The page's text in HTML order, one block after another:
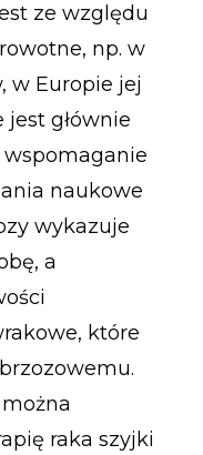
ze względu
np. w
w Europie jej
głównie
naukowe
wykazuje
a
które
raka szyjki